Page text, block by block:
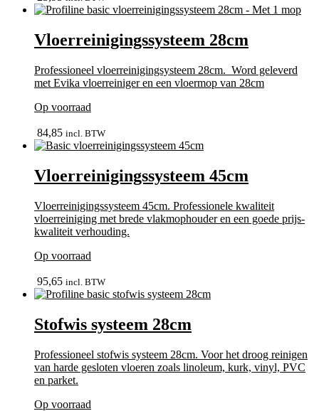
Vloerreinigingssysteem 28cm
Professioneel vloerreinigingsysteem 28cm. Word geleverd
met Evika vloerreiniger en een vloermop van 28cm
Op voorraad
84,85 incl. BTW
Vloerreinigingssysteem 45cm
Vloerreinigingssysteem 45cm. Professionele kwaliteit
vloerreiniging met brede vlakmophouder en een goede prijs-
kwaliteit verhouding.
Op voorraad
95,65 incl. BTW
Stofwis systeem 28cm
Professioneel stofwis systeem 28cm. Voor het droog reinigen
van harde gesloten vloeren zoals linoleum, kurk, vinyl, PVC
en parket.
Op voorraad